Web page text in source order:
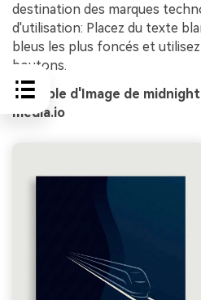
destination des marques
d'utilisation: Placez du texte
bleus les plus foncés et
boutons.
Exemple d'Image de
media.io